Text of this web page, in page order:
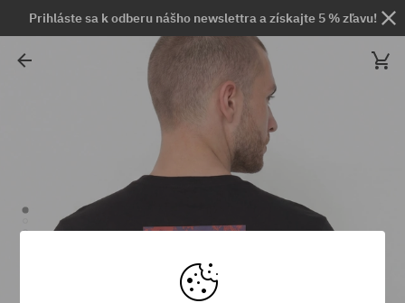
Prihláste sa k odberu nášho newslettra a získajte 5 % zľavu!